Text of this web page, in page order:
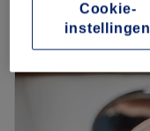
Cookie-
instellingen